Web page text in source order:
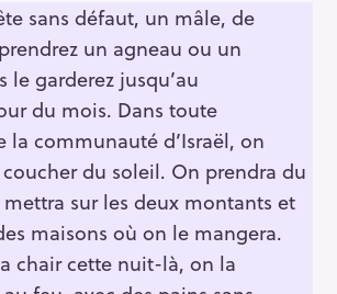
sans défaut, un mâle, de
un agneau ou un
le garderez jusqu’au
du mois. Dans toute
la communauté d’Israël, on
du soleil. On prendra du
mettra sur les deux montants et
maisons où on le mangera.
chair cette nuit-là, on la